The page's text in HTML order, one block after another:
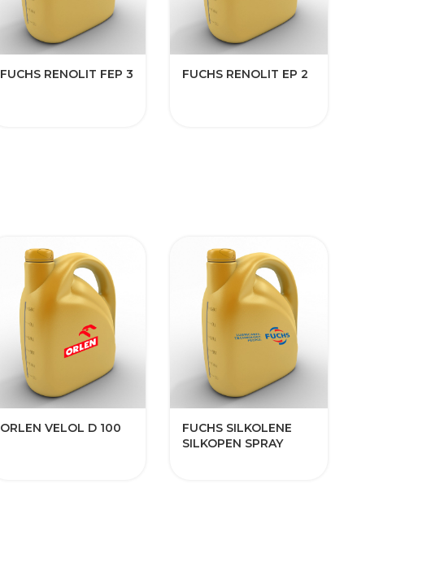
FUCHS RENOLIT FEP 3 FUCHS RENOLIT EP 2
​ORLEN VELOL D 100
FUCHS SILKOLENE
SILKOPEN SPRAY